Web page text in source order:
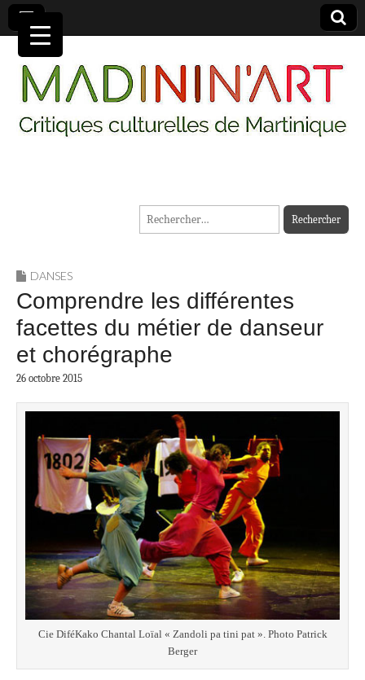
MADININ'ART
Rechercher :
DANSES
Comprendre les différentes
facettes du métier de danseur
et chorégraphe
26 octobre 2015
Cie DiféKako Chantal Loïal « Zandoli pa tini pat ». Photo Patrick
Berger